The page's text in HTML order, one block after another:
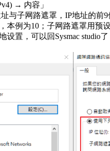
→ 内容」
与子网路遮罩，IP地址的
例为10；子网路遮罩用预
置，可以回Sysmac studio了